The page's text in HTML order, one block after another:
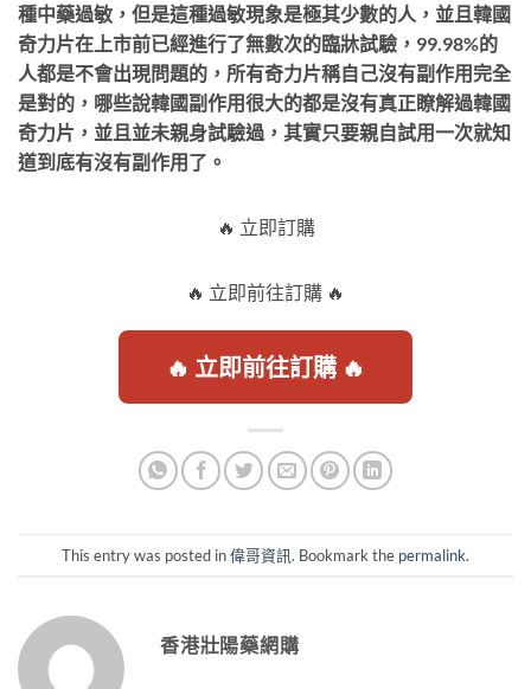
種中藥過敏，但是這種過敏現象是極其少數的人，並且韓國
奇力片在上市前已經進行了無數次的臨牀試驗，99.98%的
人都是不會出現問題的，所有奇力片稱自己沒有副作用完全
是對的，哪些說韓國副作用很大的都是沒有真正瞭解過韓國
奇力片，並且並未親身試驗過，其實只要親自試用一次就知
道到底有沒有副作用了。
🔥 立即訂購
🔥 立即前往訂購 🔥
🔥 立即前往訂購 🔥
This entry was posted in偉哥資訊. Bookmark the permalink.
香港壯陽藥網購